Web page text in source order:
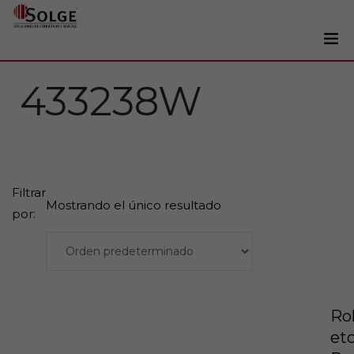
Impresoras
Tintas
Lectores
433238W
Filtrar
por:
Mostrando el único resultado